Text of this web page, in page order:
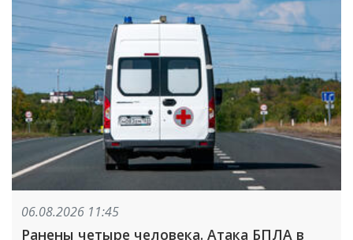
06.08.2026 11:45
Ранены четыре человека. Атака БПЛА в